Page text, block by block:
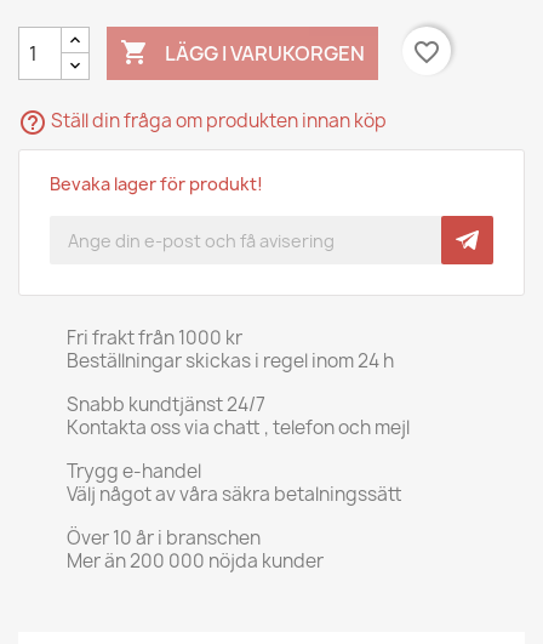
 LÄGG I VARUKORGEN favorite_border
help_outline Ställ din fråga om produkten innan köp
Bevaka lager för produkt!
Fri frakt från 1000 kr
Beställningar skickas i regel inom 24 h
Snabb kundtjänst 24/7
Kontakta oss via chatt , telefon och mejl
Trygg e-handel
Välj något av våra säkra betalningssätt
Över 10 år i branschen
Mer än 200 000 nöjda kunder